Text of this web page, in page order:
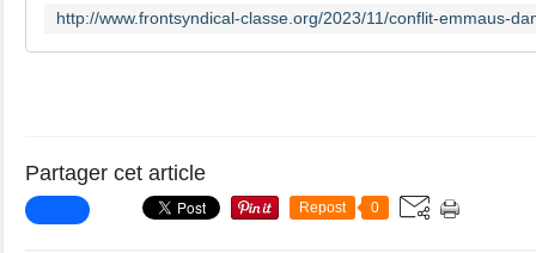
Partager cet article
Repost 0